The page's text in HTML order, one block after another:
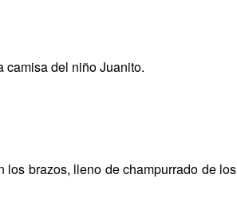
del niño Juanito.
brazos, lleno de champurrado de los